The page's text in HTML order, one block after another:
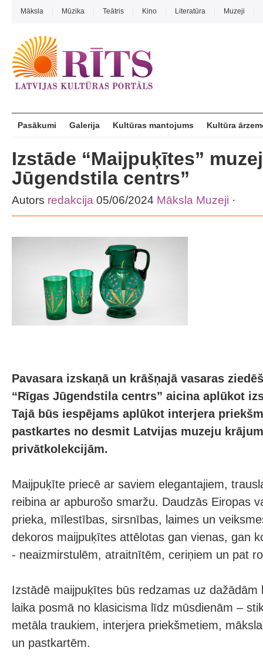
Māksla Mūzika Teātris Kino Literatūra Muzeji
Pasākumi Galerija Kultūras mantojums Kultūra
Izstāde “Maijpuķītes”
Jūgendstila centrs”
Autors redakcija 05/06/2024 Māksla Muzeji ·
Pavasara izskaņā un krāšņajā vasaras
“Rīgas Jūgendstila centrs” aicina aplūkot
Tajā būs iespējams aplūkot interjera
pastkartes no desmit Latvijas muzeju
privātkolekcijām.
Maijpuķīte priecē ar saviem elegantajiem,
reibina ar apburošo smaržu. Daudzās Eiropas
prieka, mīlestības, sirsnības, laimes un
dekoros maijpuķītes attēlotas gan vienas, gan
- neaizmirstulēm, atraitnītēm, ceriņiem un pat
Izstādē maijpuķītes būs redzamas uz dažādām
laika posmā no klasicisma līdz mūsdienām –
metāla traukiem, interjera priekšmetiem,
un pastkartēm.